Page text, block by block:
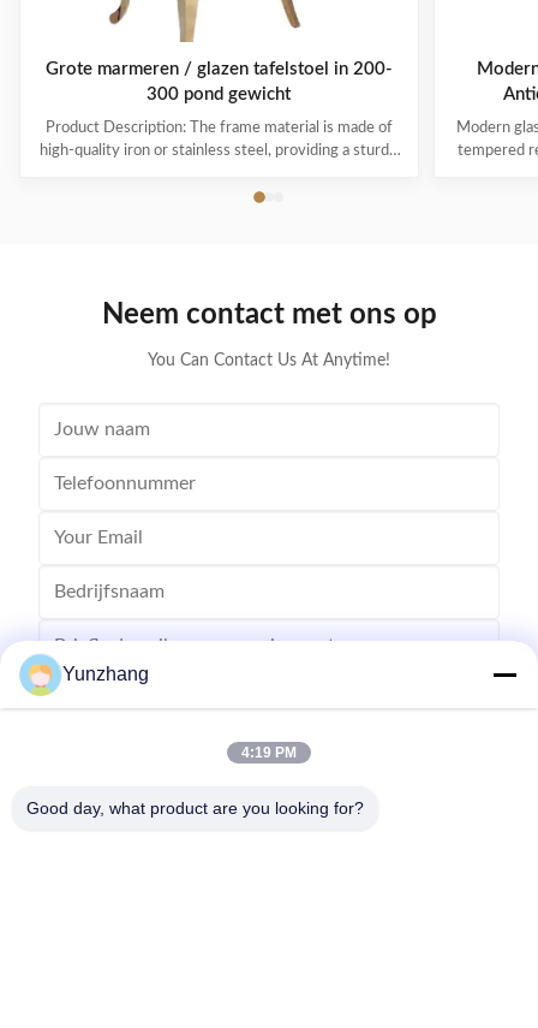
Grote marmeren / glazen tafelstoel in 200-
300 pond gewicht
Product Description: The frame material is made of
high-quality iron or stainless steel, providing a sturdy
chair will last for years to come, withstanding daily
Modern
tempered
Neem contact met ons op
You Can Contact Us At Anytime!
Yunzhang
4:19 PM
Good day, what product are you looking for?